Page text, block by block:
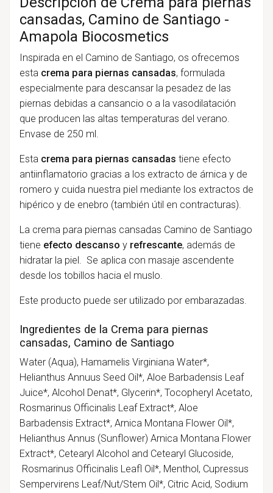
cansadas, Camino de Santiago -
Amapola Biocosmetics
Inspirada en el Camino de Santiago, os ofrecemos
esta crema para piernas cansadas, formulada
especialmente para descansar la pesadez de las
piernas debidas a cansancio o a la vasodilatación
que producen las altas temperaturas del verano.
Envase de 250 ml.
Esta crema para piernas cansadas tiene efecto
antiinflamatorio gracias a los extracto de árnica y de
romero y cuida nuestra piel mediante los extractos de
hipérico y de enebro (también útil en contracturas).
La crema para piernas cansadas Camino de Santiago
tiene efecto descanso y refrescante, además de
hidratar la piel. Se aplica con masaje ascendente
desde los tobillos hacia el muslo.
Este producto puede ser utilizado por embarazadas.
Ingredientes de la Crema para piernas
cansadas, Camino de Santiago
Water (Aqua), Hamamelis Virginiana Water*,
Helianthus Annuus Seed Oil*, Aloe Barbadensis Leaf
Juice*, Alcohol Denat*, Glycerin*, Tocopheryl Acetato,
Rosmarinus Officinalis Leaf Extract*, Aloe
Barbadensis Extract*, Arnica Montana Flower Oil*,
Helianthus Annus (Sunflower) Arnica Montana Flower
Extract*, Cetearyl Alcohol and Cetearyl Glucoside,
Rosmarinus Officinalis Leafl Oil*, Menthol, Cupressus
Sempervirens Leaf/Nut/Stem Oil*, Citric Acid, Sodium